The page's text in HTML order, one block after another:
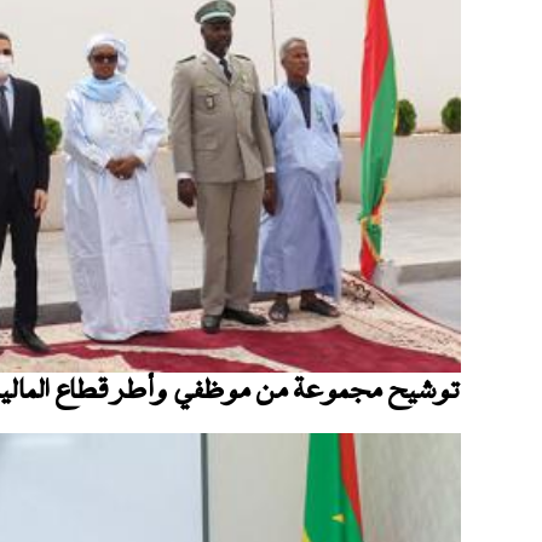
توشيح مجموعة من موظفي وأطر قطاع